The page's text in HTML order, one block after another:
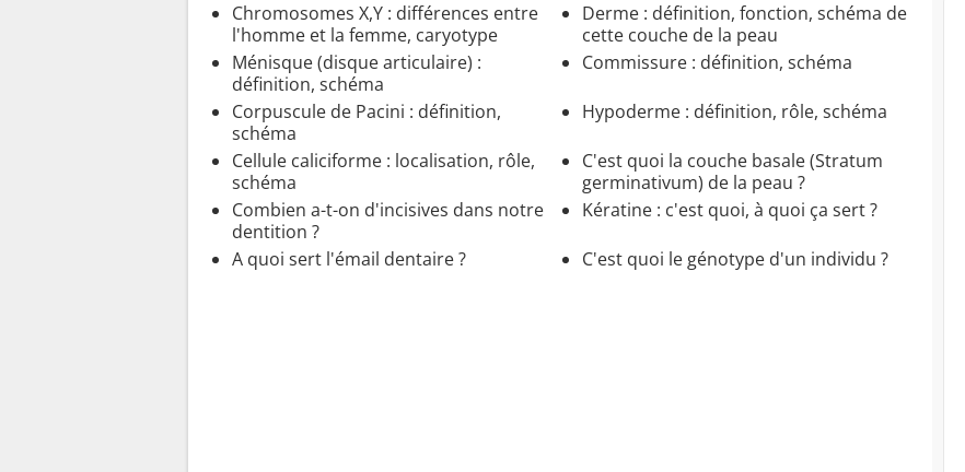
Chromosomes X,Y : différences entre
l'homme et la femme, caryotype
Derme : définition, fonction, schéma de
cette couche de la peau
Ménisque (disque articulaire) :
définition, schéma
Commissure : définition, schéma
Corpuscule de Pacini : définition,
schéma
Hypoderme : définition, rôle, schéma
Cellule caliciforme : localisation, rôle,
schéma
C'est quoi la couche basale (Stratum
germinativum) de la peau ?
Combien a-t-on d'incisives dans notre
dentition ?
Kératine : c'est quoi, à quoi ça sert ?
A quoi sert l'émail dentaire ? C'est quoi le génotype d'un individu ?